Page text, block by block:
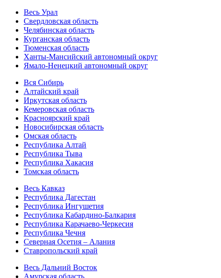
Весь Урал
Свердловская область
Челябинская область
Курганская область
Тюменская область
Ханты-Мансийский автономный округ
Ямало-Ненецкий автономный округ
Вся Сибирь
Алтайский край
Иркутская область
Кемеровская область
Красноярский край
Новосибирская область
Омская область
Республика Алтай
Республика Тыва
Республика Хакасия
Томская область
Весь Кавказ
Республика Дагестан
Республика Ингушетия
Республика Кабардино-Балкария
Республика Карачаево-Черкесия
Республика Чечня
Северная Осетия – Алания
Ставропольский край
Весь Дальний Восток
Амурская область